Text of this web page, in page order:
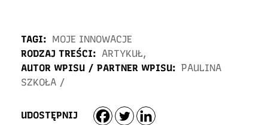
TAGI: MOJE INNOWACJE
RODZAJ TREŚCI: ARTYKUŁ,
AUTOR WPISU / PARTNER WPISU: PAULINA
SZKOŁA /
UDOSTĘPNIJ